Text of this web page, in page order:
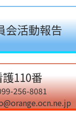
会活動報告
110番
256-8081